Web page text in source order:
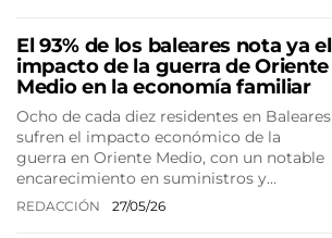
El 93% de los baleares nota ya el
impacto de la guerra de Oriente
Medio en la economía familiar
Ocho de cada diez residentes en Baleares
sufren el impacto económico de la
guerra en Oriente Medio, con un notable
encarecimiento en suministros y…
REDACCIÓN 27/05/26